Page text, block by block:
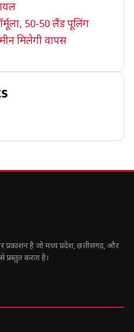
50-50 लैंड पूलिंग
मिलेगी वापस
प्रकाशन है जो मध्य प्रदेश, छत्तीसगढ़, और
करता है।